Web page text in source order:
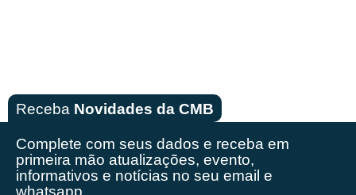
Receba Novidades da CMB
Complete com seus dados e receba em
primeira mão atualizações, evento,
informativos e notícias no seu email e